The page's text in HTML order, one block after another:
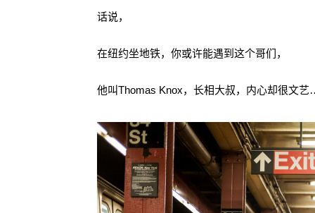
话说，
在纽约坐地铁，你或许能遇到这个哥们，
他叫Thomas Knox，长相大叔，内心却很文